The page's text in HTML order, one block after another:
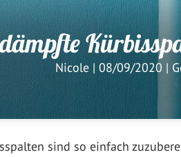
Nicole| 08/09/2020 |
sind so einfach